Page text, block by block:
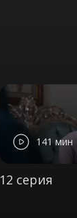
141 мин
12 серия